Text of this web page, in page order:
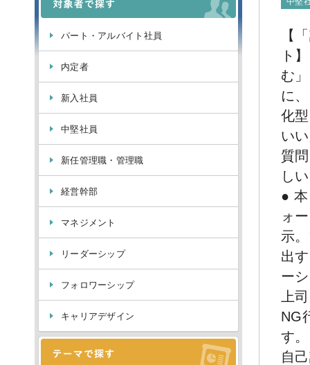
パート・アルバイト社員
内定者
新入社員
中堅社員
新任管理職・管理職
経営幹部
マネジメント
リーダーシップ
フォロワーシップ
キャリアデザイン
【
ト
む
に
化
い
質
し
●
ォ
示
出
ー
上
NG
す
自